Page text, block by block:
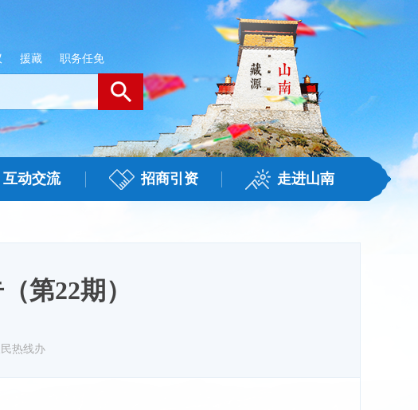
援藏 职务任免
互动交流 招商引资 走进山南
第22期）
热线办